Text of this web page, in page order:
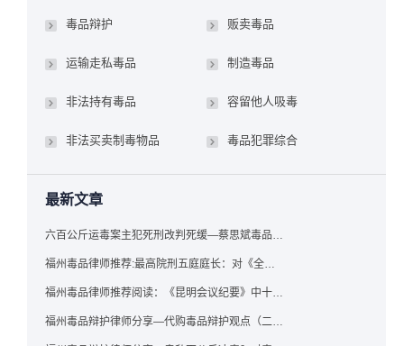
毒品辩护 贩卖毒品
运输走私毒品 制造毒品
非法持有毒品 容留他人吸毒
非法买卖制毒物品 毒品犯罪综合
最新文章
六百公斤运毒案主犯死刑改判死缓—蔡思斌毒品犯罪辩护成功案例
福州毒品律师推荐:最高院刑五庭庭长：对《全国法院毒品案件审判工作会议纪要》的理解与适用
福州毒品律师推荐阅读：《昆明会议纪要》中十个“意想不到”的规定
福州毒品辩护律师分享—代购毒品辩护观点（二）——“牟利”之辩